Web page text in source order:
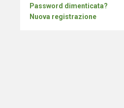
Password dimenticata?
Nuova registrazione